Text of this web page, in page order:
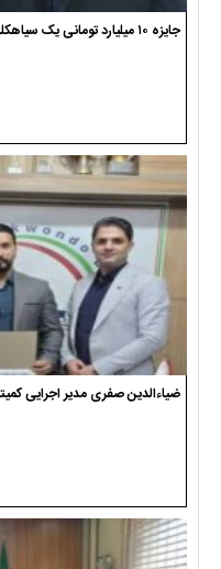
جایزه ۱۰ میلیارد تومانی یک سیاهکلی برای انتقام از ترامپ و نتانیاهو
ضیاءالدین صفری مدیر اجرایی